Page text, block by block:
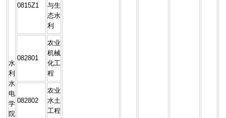
水
利
水
电
学
院
0815Z1
与生
态水
利
082801
农业
机械
化工
程
082802
农业
水土
工程